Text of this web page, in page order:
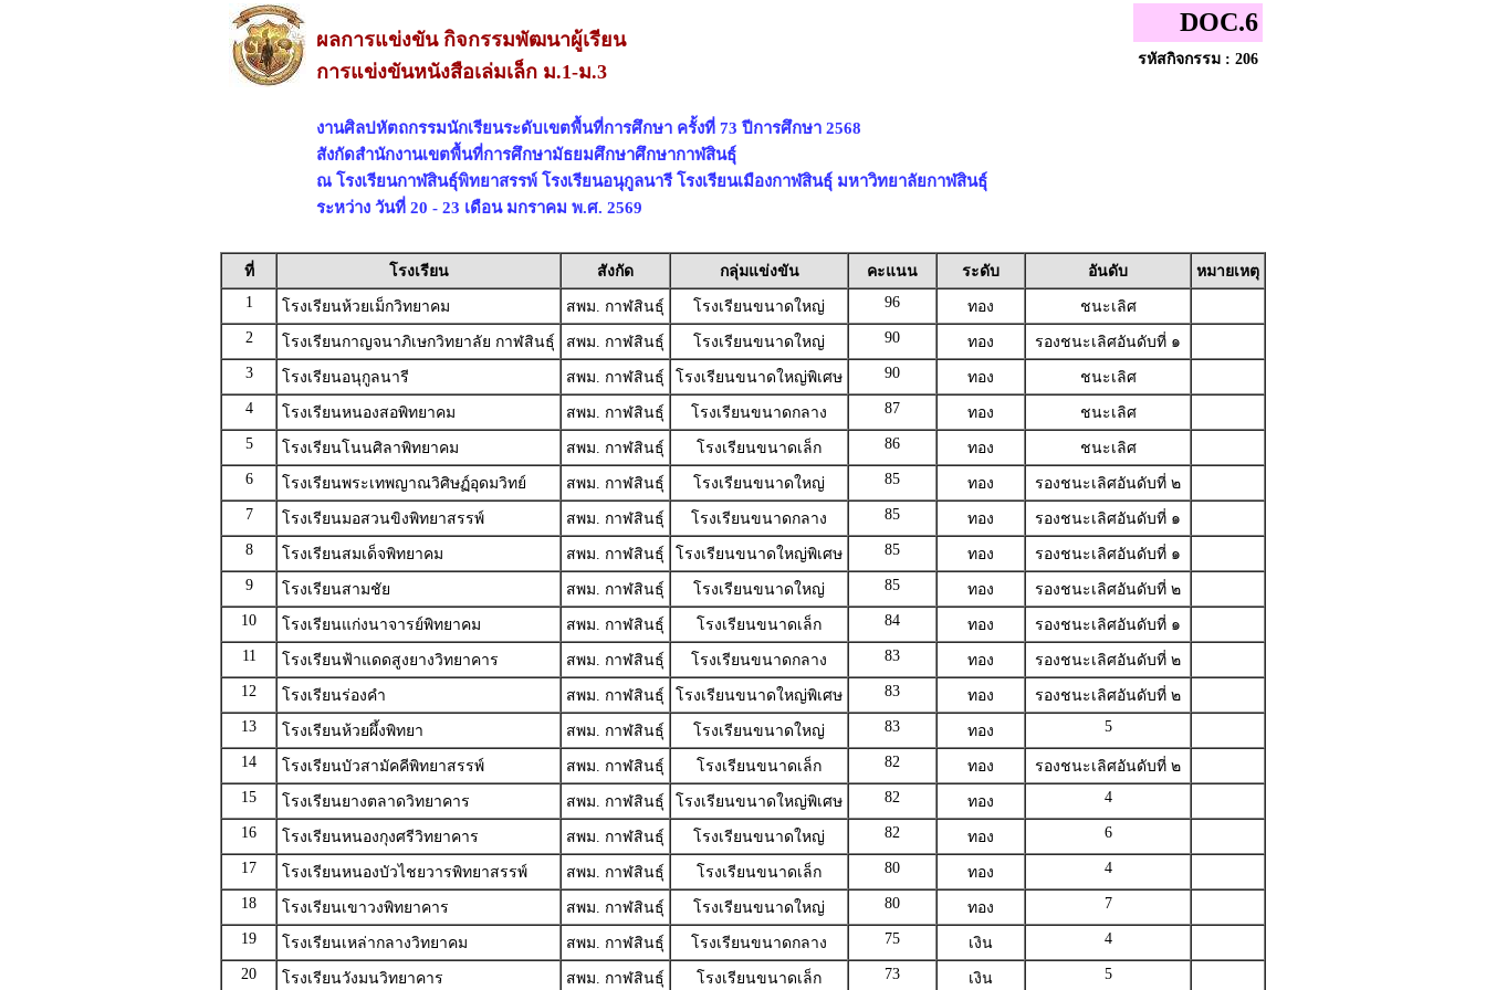
ผลการแข่งขัน กิจกรรมพัฒนาผู้เรียน
การแข่งขันหนังสือเล่มเล็ก ม.1-ม.3
งานศิลปหัตถกรรมนักเรียนระดับเขตพื้นที่การศึกษา ครั้งที่ 73 ปีการศึกษา 2568
สังกัดสำนักงานเขตพื้นที่การศึกษามัธยมศึกษาศึกษากาฬสินธุ์
ณ โรงเรียนกาฬสินธุ์พิทยาสรรพ์ โรงเรียนอนุกูลนารี โรงเรียนเมืองกาฬสินธุ์ มหาวิทยาลัยกาฬสินธุ์
ระหว่าง วันที่ 20 - 23 เดือน มกราคม พ.ศ. 2569
DOC.6
รหัสกิจกรรม : 206
ที่ โรงเรียน สังกัด กลุ่มแข่งขัน คะแนน ระดับ อันดับ
หมายเหตุ
1
โรงเรียนห้วยเม็กวิทยาคม สพม. กาฬสินธุ์ โรงเรียนขนาดใหญ่ 96 ทอง
ชนะเลิศ
2
โรงเรียนกาญจนาภิเษกวิทยาลัย กาฬสินธุ์ สพม. กาฬสินธุ์ โรงเรียนขนาดใหญ่ 90 ทอง
รองชนะเลิศอันดับที่ ๑
3
โรงเรียนอนุกูลนารี สพม. กาฬสินธุ์ โรงเรียนขนาดใหญ่พิเศษ 90 ทอง
ชนะเลิศ
4
โรงเรียนหนองสอพิทยาคม สพม. กาฬสินธุ์ โรงเรียนขนาดกลาง 87 ทอง
ชนะเลิศ
5
โรงเรียนโนนศิลาพิทยาคม สพม. กาฬสินธุ์ โรงเรียนขนาดเล็ก 86 ทอง
ชนะเลิศ
6
โรงเรียนพระเทพญาณวิศิษฏ์อุดมวิทย์ สพม. กาฬสินธุ์ โรงเรียนขนาดใหญ่ 85 ทอง
รองชนะเลิศอันดับที่ ๒
7
โรงเรียนมอสวนขิงพิทยาสรรพ์ สพม. กาฬสินธุ์ โรงเรียนขนาดกลาง 85 ทอง
รองชนะเลิศอันดับที่ ๑
8
โรงเรียนสมเด็จพิทยาคม สพม. กาฬสินธุ์ โรงเรียนขนาดใหญ่พิเศษ 85 ทอง
รองชนะเลิศอันดับที่ ๑
9
โรงเรียนสามชัย สพม. กาฬสินธุ์ โรงเรียนขนาดใหญ่ 85 ทอง
รองชนะเลิศอันดับที่ ๒
10
โรงเรียนแก่งนาจารย์พิทยาคม สพม. กาฬสินธุ์ โรงเรียนขนาดเล็ก 84 ทอง
รองชนะเลิศอันดับที่ ๑
11
โรงเรียนฟ้าแดดสูงยางวิทยาคาร สพม. กาฬสินธุ์ โรงเรียนขนาดกลาง 83 ทอง
รองชนะเลิศอันดับที่ ๒
12
โรงเรียนร่องคำ สพม. กาฬสินธุ์ โรงเรียนขนาดใหญ่พิเศษ 83 ทอง
รองชนะเลิศอันดับที่ ๒
13
โรงเรียนห้วยผึ้งพิทยา สพม. กาฬสินธุ์ โรงเรียนขนาดใหญ่ 83 ทอง 5
14 โรงเรียนบัวสามัคคีพิทยาสรรพ์ สพม. กาฬสินธุ์ โรงเรียนขนาดเล็ก 82 ทอง
รองชนะเลิศอันดับที่ ๒
15
โรงเรียนยางตลาดวิทยาคาร สพม. กาฬสินธุ์ โรงเรียนขนาดใหญ่พิเศษ 82 ทอง 4
16 โรงเรียนหนองกุงศรีวิทยาคาร สพม. กาฬสินธุ์ โรงเรียนขนาดใหญ่ 82 ทอง 6
17 โรงเรียนหนองบัวไชยวารพิทยาสรรพ์ สพม. กาฬสินธุ์ โรงเรียนขนาดเล็ก 80 ทอง 4
18 โรงเรียนเขาวงพิทยาคาร สพม. กาฬสินธุ์ โรงเรียนขนาดใหญ่ 80 ทอง 7
19 โรงเรียนเหล่ากลางวิทยาคม สพม. กาฬสินธุ์ โรงเรียนขนาดกลาง 75 เงิน 4
20 โรงเรียนวังมนวิทยาคาร สพม. กาฬสินธุ์ โรงเรียนขนาดเล็ก 73 เงิน 5